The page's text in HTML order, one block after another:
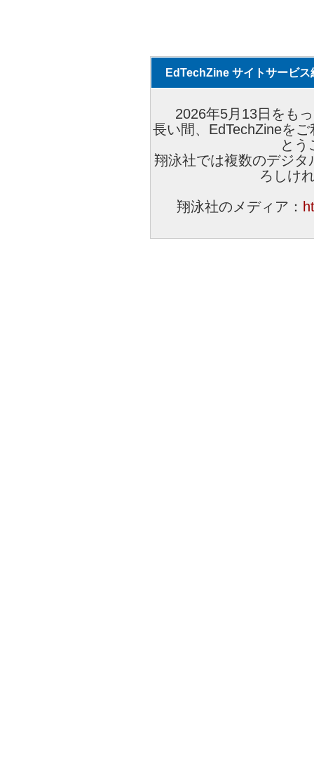
EdTechZine サイトサービス
2026年5月13日をも
長い間、EdTechZineを
とう
翔泳社では複数のデジ
ろしけ
翔泳社のメディア：